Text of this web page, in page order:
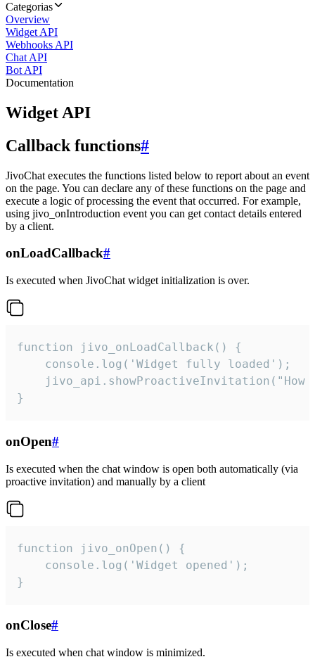
Categorias
Overview
Widget API
Webhooks API
Chat API
Bot API
Documentation
Widget API
Callback functions#
JivoChat executes the functions listed below to report about an event
on the page. You can declare any of these functions on the page and
execute a logic of processing the event that occurred. For example,
using jivo_onIntroduction event you can get contact details entered
by a client.
onLoadCallback#
Is executed when JivoChat widget initialization is over.
function jivo_onLoadCallback() {
    console.log('Widget fully loaded');
jivo_api.showProactiveInvitation("How
}
onOpen#
Is executed when the chat window is open both automatically (via
proactive invitation) and manually by a client
function jivo_onOpen() {
    console.log('Widget opened');
}
onClose#
Is executed when chat window is minimized.